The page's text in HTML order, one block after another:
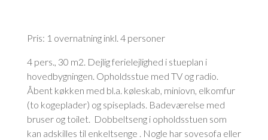
Pris: 1 overnatning inkl. 4 personer
4 pers., 30 m2. Dejlig ferielejlighed i stueplan i
hovedbygningen. Opholdsstue med TV og radio.
Åbent køkken med bl.a. køleskab, miniovn, elkomfur
(to kogeplader) og spiseplads. Badeværelse med
bruser og toilet. Dobbeltseng i opholdsstuen som
kan adskilles til enkeltsenge . Nogle har sovesofa eller